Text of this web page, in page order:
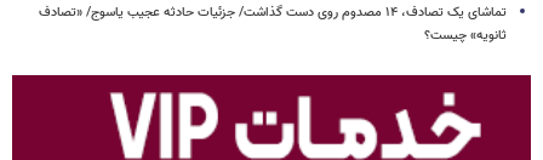
تماشای یک تصادف، ۱۴ مصدوم روی دست گذاشت/ جزئیات حادثه عجیب یاسوج/ «تصادف
ثانویه» چیست؟